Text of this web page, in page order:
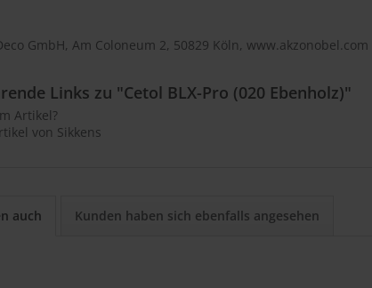
GmbH, Am Coloneum 2, 50829 Köln, www.akzonobel.com
Links zu "Cetol BLX-Pro (020 Ebenholz)"
Artikel?
von Sikkens
auch Kunden haben sich ebenfalls angesehen